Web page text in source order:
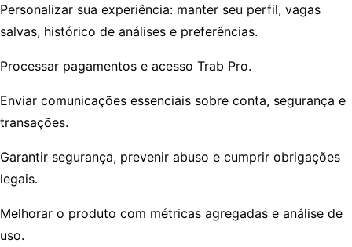
Personalizar sua experiência: manter seu perfil, vagas
salvas, histórico de análises e preferências.
Processar pagamentos e acesso Trab Pro.
Enviar comunicações essenciais sobre conta, segurança e
transações.
Garantir segurança, prevenir abuso e cumprir obrigações
legais.
Melhorar o produto com métricas agregadas e análise de
uso.